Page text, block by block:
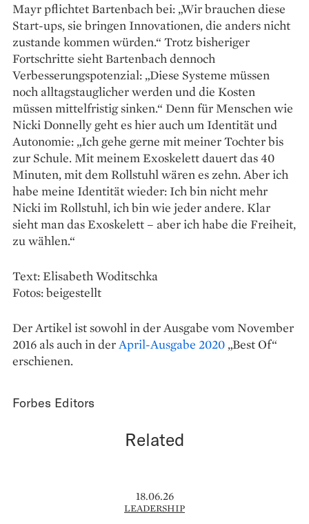
Mayr pflichtet Bartenbach bei: „Wir brauchen diese
Start-ups, sie bringen Innovationen, die anders nicht
zustande kommen würden.“ Trotz bisheriger
Fortschritte sieht Bartenbach dennoch
Verbesserungspotenzial: „Diese Systeme müssen
noch alltagstauglicher werden und die Kosten
müssen mittelfristig sinken.“ Denn für Menschen wie
Nicki Donnelly geht es hier auch um Identität und
Autonomie: „Ich gehe gerne mit meiner Tochter bis
zur Schule. Mit meinem Exoskelett dauert das 40
Minuten, mit dem Rollstuhl wären es zehn. Aber ich
habe meine Identität wieder: Ich bin nicht mehr
Nicki im Rollstuhl, ich bin wie jeder andere. Klar
sieht man das Exoskelett – aber ich habe die Freiheit,
zu wählen.“
Text: Elisabeth Woditschka
Fotos: beigestellt
Der Artikel ist sowohl in der Ausgabe vom November
2016 als auch in derApril-Ausgabe 2020 „Best Of“
erschienen.
Forbes Editors
Related
18.06.26
LEADERSHIP